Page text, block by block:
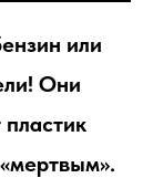
или
Они